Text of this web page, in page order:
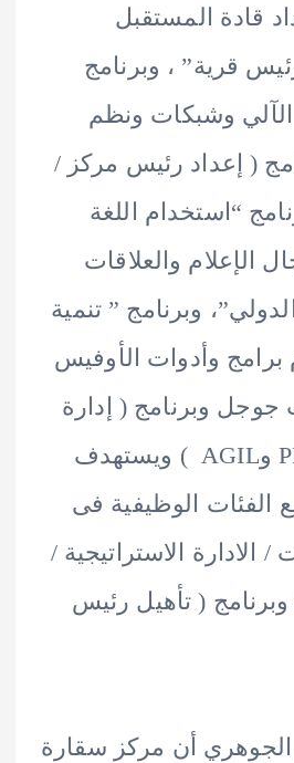
المستقبل
، وبرنامج
ونظم
رئيس مركز /
اللغة
والعلاقات
وبرنامج ” تنمية
الأوفيس
( إدارة
المشروعات PMP وAGIL ) ويستهدف
الوظيفية فى
الاستراتيجية /
( تأهيل رئيس
أن مركز سقارة